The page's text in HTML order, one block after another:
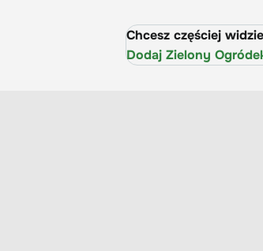
Chcesz częściej
Dodaj Zielony